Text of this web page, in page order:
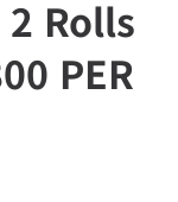
2 Rolls
PER